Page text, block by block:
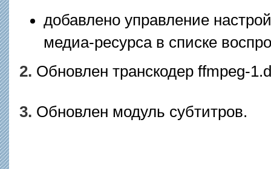
добавлено управление
медиа-ресурса в списке
2. Обновлен транскодер ffmpeg-
3. Обновлен модуль субтитров.